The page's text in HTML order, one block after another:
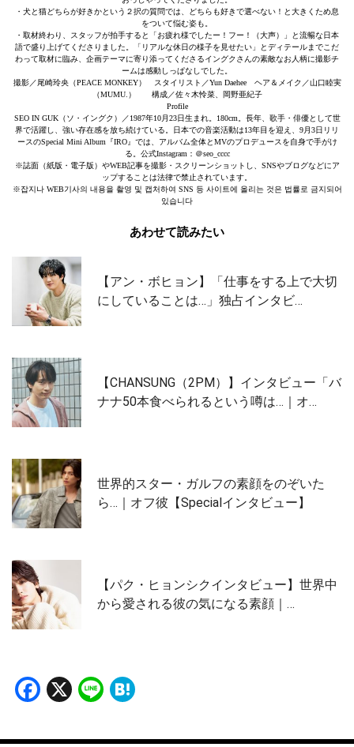
・犬と猫どちらが好きかという２択の質問では、どちらも好きで選べない！と大きくため息
をついて悩む姿も。
・取材終わり、スタッフが拍手すると「お疲れ様でしたー！フー！（大声）」と流暢な日本
語で盛り上げてくださりました。「リアルな休日の様子を見せたい」とディテールまでこだ
わって取材に臨み、企画テーマに寄り添ってくださるイングクさんの素敵なお人柄に撮影チ
ームは感動しっぱなしでした。
撮影／尾崎玲央（PEACE MONKEY） スタイリスト／Yun Daehee ヘア＆メイク／山口睦実
（MUMU.） 構成／佐々木怜菜、岡野亜紀子
Profile
SEO IN GUK（ソ・イングク）／1987年10月23日生まれ。180cm。長年、歌手・俳優として世
界で活躍し、強い存在感を放ち続けている。日本での音楽活動は13年目を迎え、9月3日リリ
ースのSpecial Mini Album『IRO』では、アルバム全体とMVのプロデュースを自身で手がけ
る。公式Instagram：＠seo_cccc
※誌面（紙版・電子版）やWEB記事を撮影・スクリーンショットし、SNSやブログなどにア
ップすることは法律で禁止されています。
※잡지나 WEB기사의 내용을 촬영 및 캡처하여 SNS 등 사이트에 올리는 것은 법률로 금지되어
있습니다
あわせて読みたい
【アン・ボヒョン】「仕事をする上で大切
にしていることは…」独占インタビ…
【CHANSUNG（2PM）】インタビュー「バ
ナナ50本食べられるという噂は…｜オ…
世界的スター・ガルフの素顔をのぞいた
ら…｜オフ彼【Specialインタビュー】
【パク・ヒョンシクインタビュー】世界中
から愛される彼の気になる素顔｜…
Facebook
X Line